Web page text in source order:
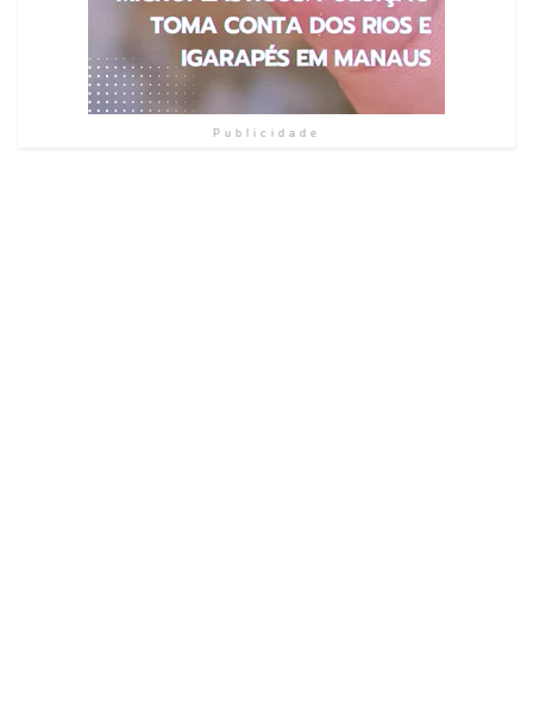
Publicidade